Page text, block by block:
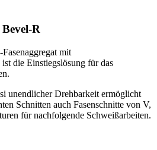
R
mit
die Einstiegslösung für das
unendlicher Drehbarkeit ermöglicht
Schnitten auch Fasenschnitte von V,
für nachfolgende Schweißarbeiten.